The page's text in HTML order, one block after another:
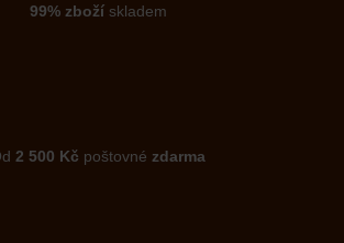
99% zbožískladem
2 500 Kč poštovné zdarma